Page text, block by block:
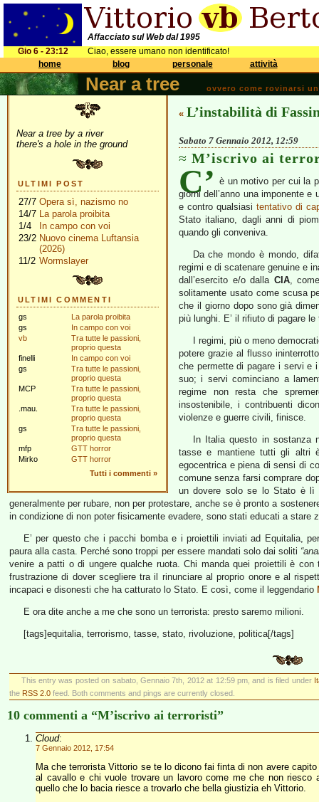
Affacciato sul Web dal 1995
Gio 6 - 23:12
Ciao, essere umano non identificato!
home
blog personale attività
Near a tree ovvero come rovinarsi
Near a tree by a river
there's a hole in the ground
ULTIMI POST
27/7 Opera sì, nazismo no
14/7 La parola proibita
1/4
In campo con voi
23/2 Nuovo cinema Luftansia
(2026)
11/2 Wormslayer
ULTIMI COMMENTI
gs
La parola proibita
gs
In campo con voi
vb
Tra tutte le passioni,
proprio questa
finelli
In campo con voi
gs
Tra tutte le passioni,
proprio questa
MCP
Tra tutte le passioni,
proprio questa
.mau.
Tra tutte le passioni,
proprio questa
gs
Tra tutte le passioni,
proprio questa
mfp
GTT horror
Mirko
GTT horror
Tutti i commenti »
« L’instabilità di
Sabato 7 Gennaio 2012, 12:59
M’iscrivo ai
C’ è un motivo per cui la
giorni dell’anno una imponente
e contro qualsiasi tentativo di
Stato italiano, dagli anni di
quando gli conveniva.
Da che mondo è mondo,
regimi e di scatenare genuine e
dall’esercito e/o dalla CIA,
solitamente usato come scusa
che il giorno dopo sono già
più lunghi. E’ il rifiuto di pagare le
I regimi, più o meno
potere grazie al flusso
che permette di pagare i servi e
suo; i servi cominciano a
regime non resta che
insostenibile, i contribuenti
violenze e guerre civili, finisce.
In Italia questo in sostanza
tasse e mantiene tutti gli altri
egocentrica e piena di sensi di
comune senza farsi comprare
un dovere solo se lo Stato è lì
generalmente per rubare, non per protestare, anche se è pronto a
in condizione di non poter fisicamente evadere, sono stati educati a stare
E’ per questo che i pacchi bomba e i proiettili inviati ad Equitalia,
paura alla casta. Perché sono troppi per essere mandati solo dai soliti
venire a patti o di ungere qualche ruota. Chi manda quei proiettili è
frustrazione di dover scegliere tra il rinunciare al proprio onore e al
incapaci e disonesti che ha catturato lo Stato. E così, come il leggendario
E ora dite anche a me che sono un terrorista: presto saremo milioni.
[tags]equitalia, terrorismo, tasse, stato, rivoluzione, politica[/tags]
This entry was posted on sabato, Gennaio 7th, 2012 at 12:59 pm, and is filed under
the RSS 2.0 feed. Both comments and pings are currently closed.
10 commenti a “M’iscrivo ai terroristi”
Cloud:
7 Gennaio 2012, 17:54
Ma che terrorista Vittorio se te lo dicono fai finta di non avere
al cavallo e chi vuole trovare un lavoro come me che non
quello che lo bacia riesce a trovarlo che bella giustizia eh Vittorio.